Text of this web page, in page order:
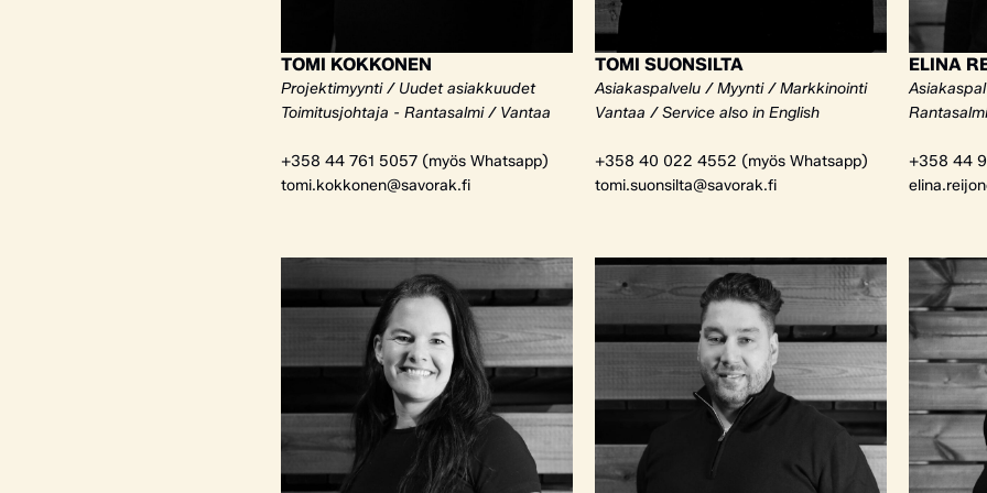
TOMI KOKKONEN
Projektimyynti / Uudet asiakkuudet
Toimitusjohtaja - Rantasalmi / Vantaa
+358 44 761 5057 (myös Whatsapp)
tomi.kokkonen@savorak.fi
TOMI SUONSILTA
Asiakaspalvelu / Myynti / Markkinointi
Vantaa / Service also in English
+358 40 022 4552 (myös Whatsapp)
tomi.suonsilta@savorak.fi
ELINA
Rantasalmi
+358 44